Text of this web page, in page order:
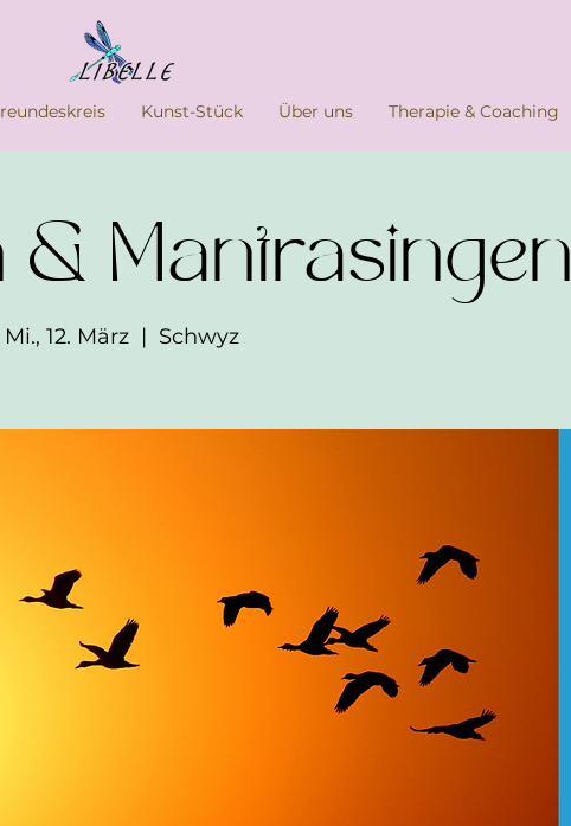
Kunst-Stück Über uns Therapie & Coaching
& Mantrasingen
Mi., 12. März
  |
Schwyz